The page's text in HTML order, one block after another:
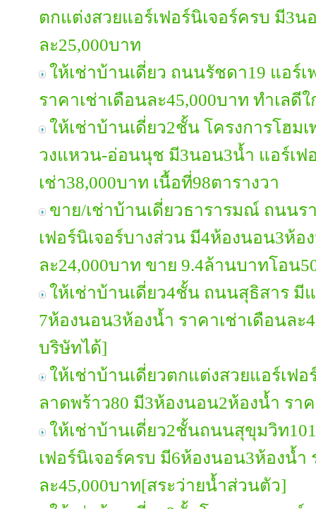
ตกแต่งสวยแอร์เฟอร์นิเจอร์ครบ มี3น
ละ25,000บาท
ให้เช่าบ้านเดี่ยว ถนนรัชดา19 แอร์
ราคาเช่าเดือนละ45,000บาท ทำเลดี
ให้เช่าบ้านเดี่ยว2ชั้น โครงการโฮม
วงแหวน-อ่อนนุช มี3นอน3น้ำ แอร์เฟ
เช่า38,000บาท เนื้อที่98ตารางวา
ขาย/เช่าบ้านเดี่ยวธารารมณ์ ถนนร
เฟอร์นิเจอร์บางส่วน มี4ห้องนอน3ห้อ
ละ24,000บาท ขาย 9.4ล้านบาทโอน
ให้เช่าบ้านเดี่ยว4ชั้น ถนนสุธิสาร มี
7ห้องนอน3ห้องน้ำ ราคาเช่าเดือนละ
บริษัทได้]
ให้เช่าบ้านเดี่ยวตกแต่งสวยแอร์เฟ
ลาดพร้าว80 มี3ห้องนอน2ห้องน้ำ รา
ให้เช่าบ้านเดี่ยว2ชั้นถนนสุขุมวิท
เฟอร์นิเจอร์ครบ มี6ห้องนอน3ห้องน้ำ
ละ45,000บาท[สระว่ายน้ำส่วนตัว]